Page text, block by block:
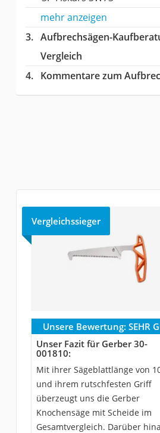
mehr anzeigen
Aufbrechsägen-
Vergleich
Kommentare zum
Vergleichssieger
Unsere Bewertung: SEHR
Unser Fazit für Gerber 30-
001810:
Mit ihrer Sägeblattlänge von
und ihrem rutschfesten Griff
überzeugt uns die Gerber
Knochensäge mit Scheide im
Gesamtvergleich. Darüber